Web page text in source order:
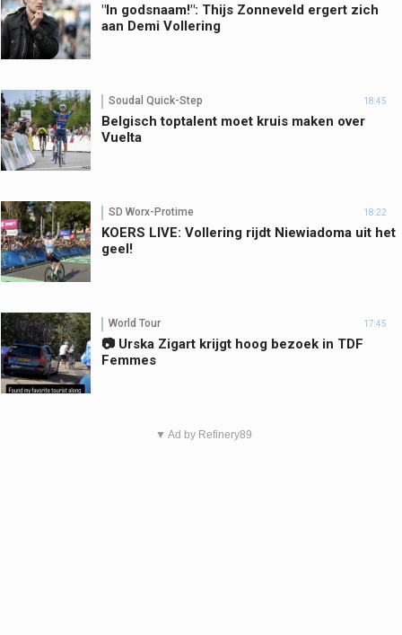
"In godsnaam!": Thijs Zonneveld ergert zich
aan Demi Vollering
Soudal Quick-Step 18:45
Belgisch toptalent moet kruis maken over
Vuelta
SD Worx-Protime 18:22
KOERS LIVE: Vollering rijdt Niewiadoma uit het
geel!
World Tour 17:45
📷 Urska Zigart krijgt hoog bezoek in TDF
Femmes
▼ Ad by Refinery89